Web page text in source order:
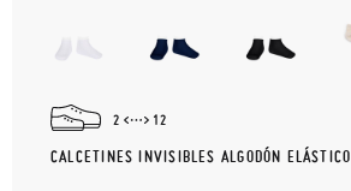
2 12
CALCETINES INVISIBLES ALGODÓN ELÁSTICO